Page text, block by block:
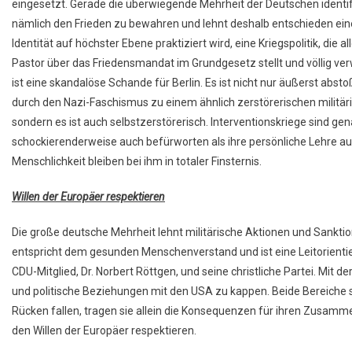
eingesetzt. Gerade die überwiegende Mehrheit der Deutschen
nämlich den Frieden zu bewahren und lehnt deshalb entschieden
Identität auf höchster Ebene praktiziert wird, eine Kriegspolitik, die
Pastor über das Friedensmandat im Grundgesetz stellt und völlig
ist eine skandalöse Schande für Berlin. Es ist nicht nur äußerst
durch den Nazi-Faschismus zu einem ähnlich zerstörerischen
sondern es ist auch selbstzerstörerisch. Interventionskriege sind
schockierenderweise auch befürworten als ihre persönliche Lehre
Menschlichkeit bleiben bei ihm in totaler Finsternis.
Willen der Europäer respektieren
Die große deutsche Mehrheit lehnt militärische Aktionen und
entspricht dem gesunden Menschenverstand und ist eine
CDU-Mitglied, Dr. Norbert Röttgen, und seine christliche Partei. Mit
und politische Beziehungen mit den USA zu kappen. Beide
Rücken fallen, tragen sie allein die Konsequenzen für ihren
den Willen der Europäer respektieren.